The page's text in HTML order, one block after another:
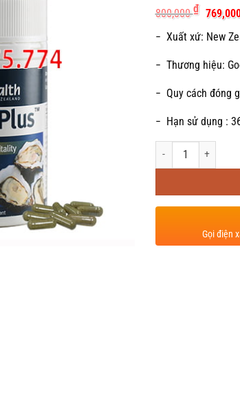
800,000₫ Giá
gốc
là:
− Xuất xứ: New
− Thương hiệu:
− Quy cách đóng
− Hạn sử dụng :
Số lượng
Gọi điện